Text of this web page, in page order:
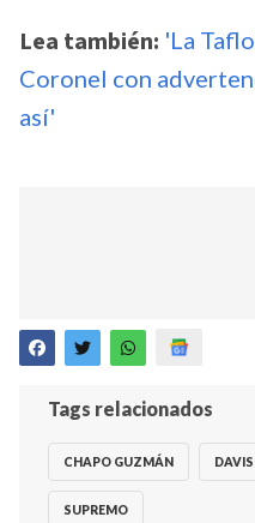
Lea también: 'La
Coronel con
así'
Tags relacionados
CHAPO GUZMÁN
SUPREMO